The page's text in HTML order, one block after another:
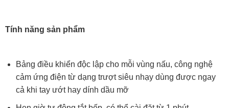
Tính năng sản phẩm
Bảng điều khiển độc lập cho mỗi vùng nấu, công nghệ
cảm ứng điện từ dạng trượt siêu nhạy dùng được ngay
cả khi tay ướt hay dính dầu mỡ